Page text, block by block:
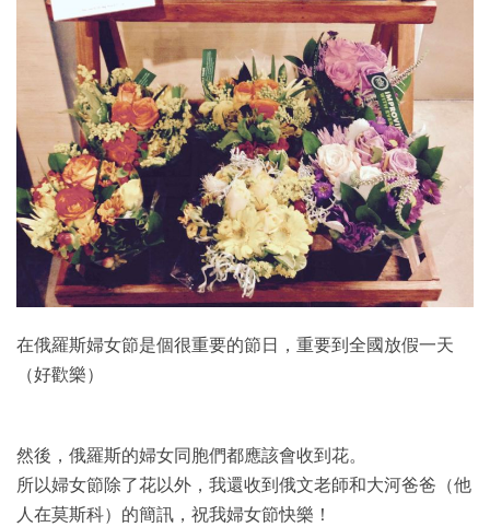
在俄羅斯婦女節是個很重要的節日，重要到全國放假一天
（好歡樂）
然後，俄羅斯的婦女同胞們都應該會收到花。
所以婦女節除了花以外，我還收到俄文老師和大河爸爸（他
人在莫斯科）的簡訊，祝我婦女節快樂！